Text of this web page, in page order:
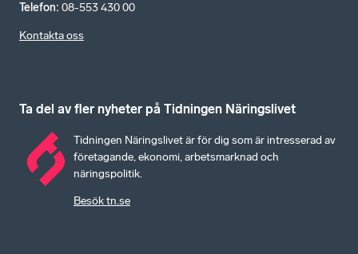
Telefon: 08-553 430 00
Kontakta oss
Ta del av fler nyheter på Tidningen Näringslivet
Tidningen Näringslivet är för dig som är intresserad av
företagande, ekonomi, arbetsmarknad och
näringspolitik.
Besök tn.se